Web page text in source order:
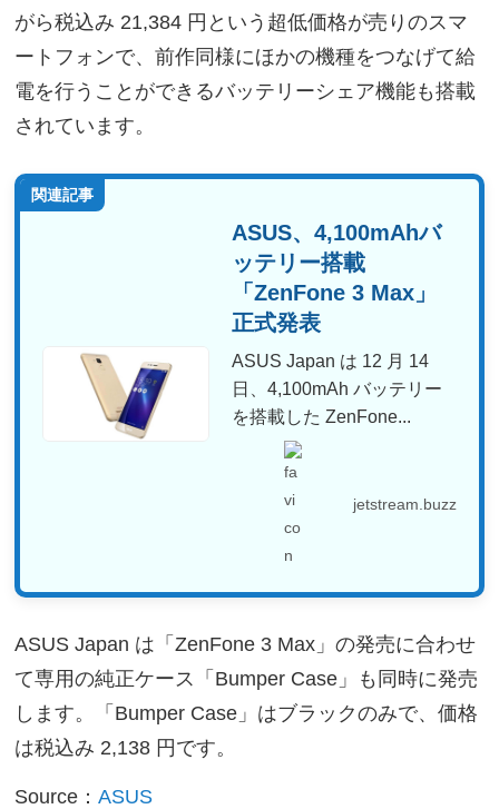
がら税込み 21,384 円という超低価格が売りのスマ
ートフォンで、前作同様にほかの機種をつなげて給
電を行うことができるバッテリーシェア機能も搭載
されています。
関連記事
ASUS、4,100mAhバ
ッテリー搭載
「ZenFone 3 Max」
正式発表
ASUS Japan は 12 月 14
日、4,100mAh バッテリー
を搭載した ZenFone...
jetstream.buzz
ASUS Japan は「ZenFone 3 Max」の発売に合わせ
て専用の純正ケース「Bumper Case」も同時に発売
します。「Bumper Case」はブラックのみで、価格
は税込み 2,138 円です。
Source：ASUS